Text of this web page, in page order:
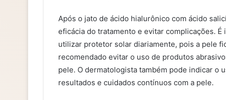
Após o jato de ácido hialurônico com ácido
eficácia do tratamento e evitar complicações.
utilizar protetor solar diariamente, pois a pele
recomendado evitar o uso de produtos
pele. O dermatologista também pode indicar o
resultados e cuidados contínuos com a pele.